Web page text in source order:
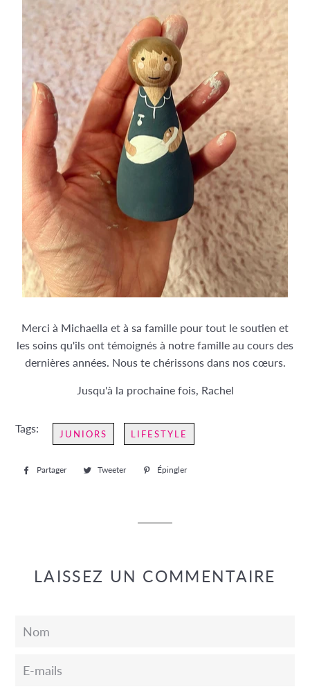
Merci à Michaella et à sa famille pour tout le soutien et
les soins qu'ils ont témoignés à notre famille au cours des
dernières années. Nous te chérissons dans nos cœurs.
Jusqu'à la prochaine fois, Rachel
Tags: JUNIORS LIFESTYLE
Partager
PartagerTweeter
TweeterÉpingler
LAISSEZ UN COMMENTAIRE
Nom
E-